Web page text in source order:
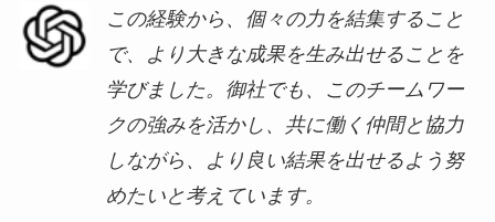
この経験から、個々の力を結集すること
で、より大きな成果を生み出せることを
学びました。御社でも、このチームワー
クの強みを活かし、共に働く仲間と協力
しながら、より良い結果を出せるよう努
めたいと考えています。